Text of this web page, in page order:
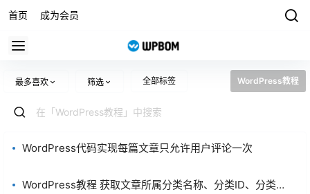
首页 成为会员
最多喜欢 筛选 全部标签 WordPress教程
WordPress代码实现每篇文章只允许用户评论一次
WordPress教程 获取文章所属分类名称、分类ID、分类别